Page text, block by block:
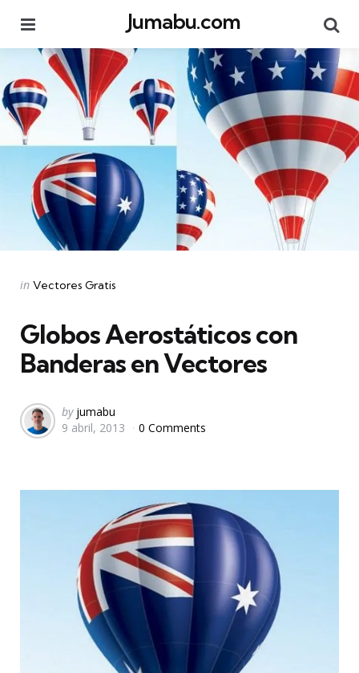
Jumabu.com
Categories
Posted
in Vectores Gratis
Globos Aerostáticos con
Banderas en Vectores
Posted
by
by jumabu
9 abril, 2013
0 Comments